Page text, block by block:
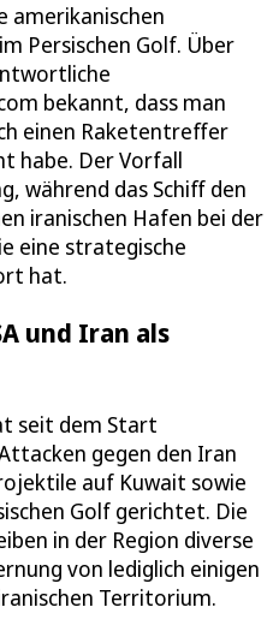
amerikanischen
Persischen Golf. Über
bekannt, dass man
einen Raketentreffer
habe. Der Vorfall
während das Schiff den
iranischen Hafen bei der
eine strategische
hat.
und Iran als
seit dem Start
gegen den Iran
auf Kuwait sowie
Golf gerichtet. Die
in der Region diverse
von lediglich einigen
Territorium.